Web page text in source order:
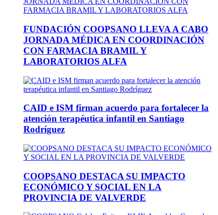
FUNDACIÓN COOPSANO LLEVA A CABO
JORNADA MÉDICA EN COORDINACIÓN
CON FARMACIA BRAMIL Y
LABORATORIOS ALFA
CAID e ISM firman acuerdo para fortalecer la
atención terapéutica infantil en Santiago
Rodríguez
COOPSANO DESTACA SU IMPACTO
ECONÓMICO Y SOCIAL EN LA
PROVINCIA DE VALVERDE